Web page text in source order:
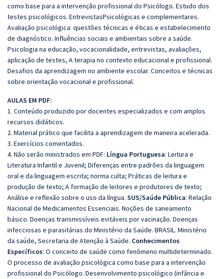
como base para a intervenção profissional do Psicólogo. Estudo dos
testes psicológicos. EntrevistasPsicológicas e complementares.
Avaliação psicológica: questões técnicas e éticas e estabelecimento
de diagnóstico. Influências sociais e ambientais sobre a saúde.
Psicologia na educação, vocacionalidade, entrevistas, avaliações,
aplicação de testes, A terapia no contexto educacional e profissional.
Desafios da aprendizagem no ambiente escolar. Conceitos e técnicas
sobre orientação vocacional e profissional.
AULAS EM PDF:
1. Conteúdo produzido por docentes especializados e com amplos
recursos didáticos.
2. Material prático que facilita a aprendizagem de maneira acelerada.
3. Exercícios comentados.
4. Não serão ministrados em PDF: Língua Portuguesa: Leitura e
Literatura Infantil e Juvenil; Diferenças entre padrões da linguagem
oral e da linguagem escrita; norma culta; Práticas de leitura e
produção de texto; A formação de leitores e produtores de texto;
Análise e reflexão sobre o uso da língua. SUS/Saúde Pública: Relação
Nacional de Medicamentos Essenciais. Noções de saneamento
básico. Doenças transmissíveis evitáveis por vacinação. Doenças
infecciosas e parasitárias do Ministério da Saúde. BRASIL. Ministério
da saúde, Secretaria de Atenção à Saúde. Conhecimentos
Específicos: O conceito de saúde como fenômeno multideterminado.
O processo de avaliação psicológica como base para a intervenção
profissional do Psicólogo. Desenvolvimento psicológico (infância e